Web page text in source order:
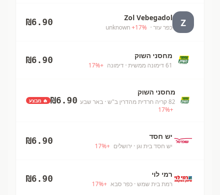
Z
Zol Vebegadol
כפר עזר · unknown
+17%
₪6.90
מחסני השוק
61 דימונה ממשית · דימונה +
17%
₪6.90
מחסני השוק
82 קריה חרדית מהדרין ב"ש
· באר שבע
+
17%
₪6.90 🔥 מבצע
יש חסד
יש חסד בית וגן · ירושלים +
17%
₪6.90
רמי לוי
רמת בית שמש · כפר סבא +
17%
₪6.90